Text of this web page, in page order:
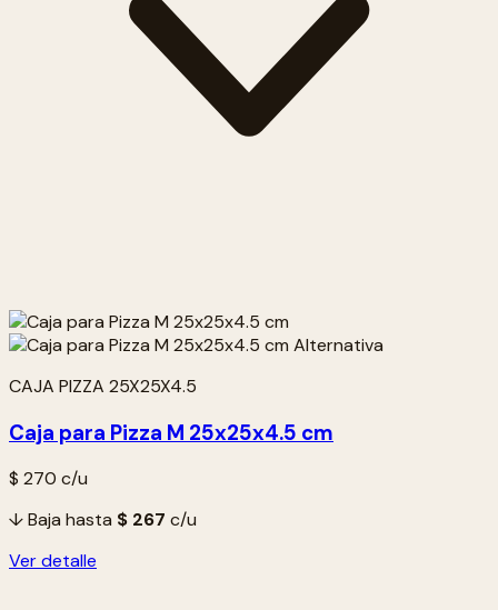
CAJA PIZZA 25X25X4.5
Caja para Pizza M 25x25x4.5 cm
$ 270 c/u
↓ Baja hasta $ 267 c/u
Ver detalle